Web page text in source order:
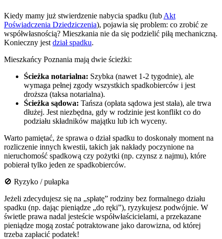
Kiedy mamy już stwierdzenie nabycia spadku (lub Akt
Poświadczenia Dziedziczenia), pojawia się problem: co zrobić ze
współwłasnością? Mieszkania nie da się podzielić piłą mechaniczną.
Konieczny jest dział spadku.
Mieszkańcy Poznania mają dwie ścieżki:
Ścieżka notarialna: Szybka (nawet 1-2 tygodnie), ale
wymaga pełnej zgody wszystkich spadkobierców i jest
droższa (taksa notarialna).
Ścieżka sądowa: Tańsza (opłata sądowa jest stała), ale trwa
dłużej. Jest niezbędna, gdy w rodzinie jest konflikt co do
podziału składników majątku lub ich wyceny.
Warto pamiętać, że sprawa o dział spadku to doskonały moment na
rozliczenie innych kwestii, takich jak nakłady poczynione na
nieruchomość spadkową czy pożytki (np. czynsz z najmu), które
pobierał tylko jeden ze spadkobierców.
🚫 Ryzyko / pułapka
Jeżeli zdecydujesz się na „spłatę” rodziny bez formalnego działu
spadku (np. dając pieniądze „do ręki”), ryzykujesz podwójnie. W
świetle prawa nadal jesteście współwłaścicielami, a przekazane
pieniądze mogą zostać potraktowane jako darowizna, od której
trzeba zapłacić podatek!